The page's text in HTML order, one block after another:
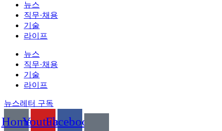
뉴스
직무·채용
기술
라이프
뉴스
직무·채용
기술
라이프
뉴스레터 구독
HomeYoutubeFacebook